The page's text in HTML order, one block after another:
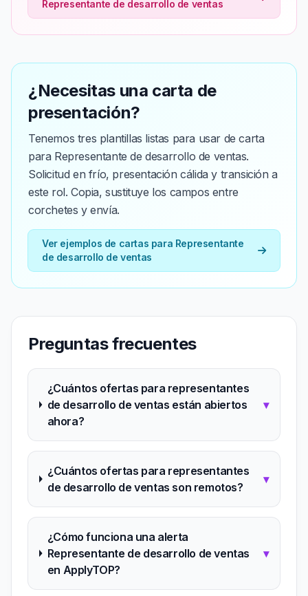
Representante de desarrollo de ventas
¿Necesitas una carta de
presentación?
Tenemos tres plantillas listas para usar de carta
para Representante de desarrollo de ventas.
Solicitud en frío, presentación cálida y transición a
este rol. Copia, sustituye los campos entre
corchetes y envía.
Ver ejemplos de cartas para Representante
de desarrollo de ventas
Preguntas frecuentes
¿Cuántos ofertas para representantes
de desarrollo de ventas están abiertos
ahora?
▾
¿Cuántos ofertas para representantes
de desarrollo de ventas son remotos?
▾
¿Cómo funciona una alerta
Representante de desarrollo de ventas
en ApplyTOP?
▾